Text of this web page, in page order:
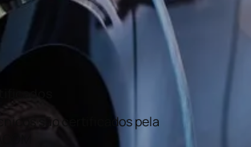
são certificados pela